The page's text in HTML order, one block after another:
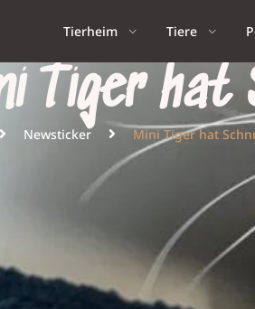
Tierheim Tiere
Tiger hat
Newsticker Mini Tiger hat